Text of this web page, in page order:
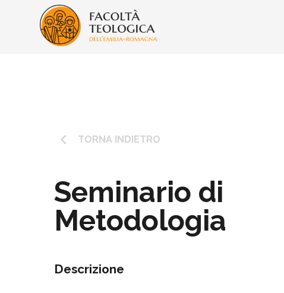
keyboard_arrow_left TORNA INDIETRO
Seminario di
Metodologia
Descrizione